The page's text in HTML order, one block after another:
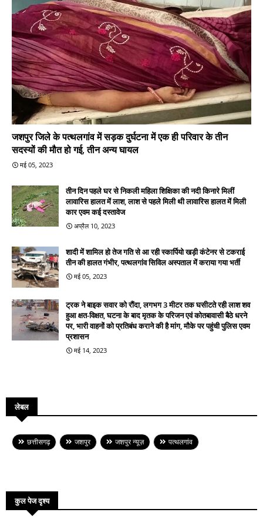
जशपुर जिले के पत्थलगांव में सड़क दुर्घटना में एक ही परिवार के तीन
सदस्यों की मौत हो गई, तीन अन्य घायल
मई 05, 2023
तीन दिन पहले घर से निकली महिला शिक्षिका की नदी किनारे मिलीं
लावारिस हालत में लाश, लाश से पहले मिली थी लावारिस हालत में मिली
कार एवम कई दस्तावेज
अप्रैल 10, 2023
शादी में शामिल हो तेज गति से आ रही स्कार्पियो खड़ी कंटेनर से टकराई
तीन की हालत गंभीर, पत्थलगांव सिविल अस्पताल में कराया गया भर्ती
मई 05, 2023
ट्रक ने बाइक सवार को रौंदा, लगभग 3 मीटर तक घसीटते रही लाश शव
हुआ क्षत-विक्षत, घटना के बाद मृतक के परिजन एवं कोतबावासी बैठे धरने
पर, भारी वाहनों को प्रतिबंध कराने की है मांग, मौके पर पहुंची पुलिस एवम
प्रशासन
मई 14, 2023
लेबल
छत्तीसगढ़ जशपुर जशपुर न्यूज़ पत्थलगांव
कुल पेज दृश्य